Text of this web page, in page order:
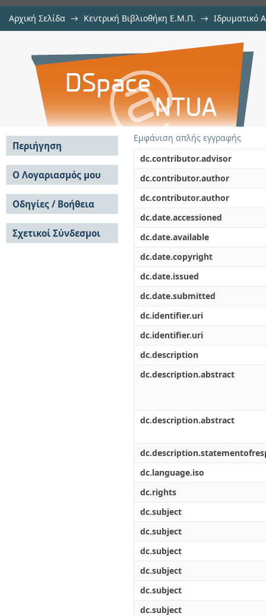
Αρχική Σελίδα → Κεντρική Βιβλιοθήκη Ε.Μ.Π. → Ιδρυματικό
πειρατεία στις θαλάσσιες
αντιμετώπισης
Εμφάνιση απλής εγγραφής
dc.contributor.advisor
dc.contributor.author
dc.contributor.author
dc.date.accessioned
dc.date.available
dc.date.copyright
dc.date.issued
dc.date.submitted
dc.identifier.uri
dc.identifier.uri
dc.description
dc.description.abstract
dc.description.abstract
dc.language.iso
dc.rights
dc.subject
dc.subject
dc.subject
dc.subject
dc.subject
dc.subject
Περιήγηση
Σε όλο το DSpace
Κοινότητες & Συλλογές
Ανά Ημερομηνία
Έκδοσης
Συγγραφείς
Τίτλοι
Θέματα
Ο Λογαριασμός μου
Σύνδεση
Εγγραφή
Οδηγίες / Βοήθεια
Οδηγίες Υποβολής
Οδηγίες Χρήσης ΙΑ
Συχνές Ερωτήσεις
Σχετικοί Σύνδεσμοι